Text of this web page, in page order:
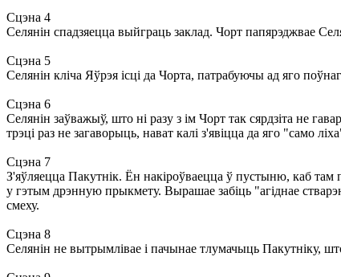
Сцэна 4
Селянін спадзяецца выйграць заклад. Чорт папярэджвае
Сцэна 5
Селянін кліча Яўрэя ісці да Чорта, патрабуючы ад яго
Сцэна 6
Селянін заўважыў, што ні разу з ім Чорт так сярдзіта не
трэці раз не загаворыць, нават калі з'явіцца да яго "само
Сцэна 7
З'яўляецца Пакутнік. Ён накіроўваецца ў пустыню, каб там
у гэтым дрэнную прыкмету. Вырашае забіць "агіднае
смеху.
Сцэна 8
Селянін не вытрымлівае і пачынае тлумачыць Пакутніку,